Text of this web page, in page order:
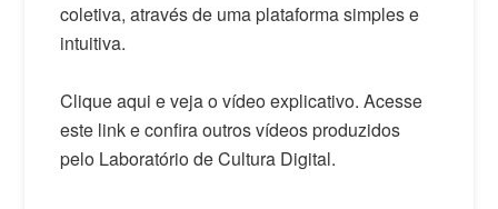
coletiva, através de uma plataforma simples e
intuitiva.
Clique aqui e veja o vídeo explicativo. Acesse
este link e confira outros vídeos produzidos
pelo Laboratório de Cultura Digital.